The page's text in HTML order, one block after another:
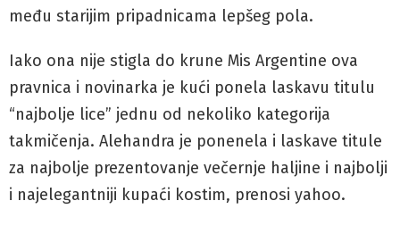
među starijim pripadnicama lepšeg pola.
Iako ona nije stigla do krune Mis Argentine ova
pravnica i novinarka je kući ponela laskavu titulu
“najbolje lice” jednu od nekoliko kategorija
takmičenja. Alehandra je ponenela i laskave titule
za najbolje prezentovanje večernje haljine i najbolji
i najelegantniji kupaći kostim, prenosi yahoo.